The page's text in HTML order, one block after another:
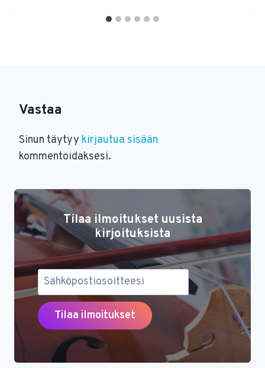
Vastaa
Sinun täytyy kirjautua sisään
kommentoidaksesi.
Tilaa ilmoitukset uusista
kirjoituksista